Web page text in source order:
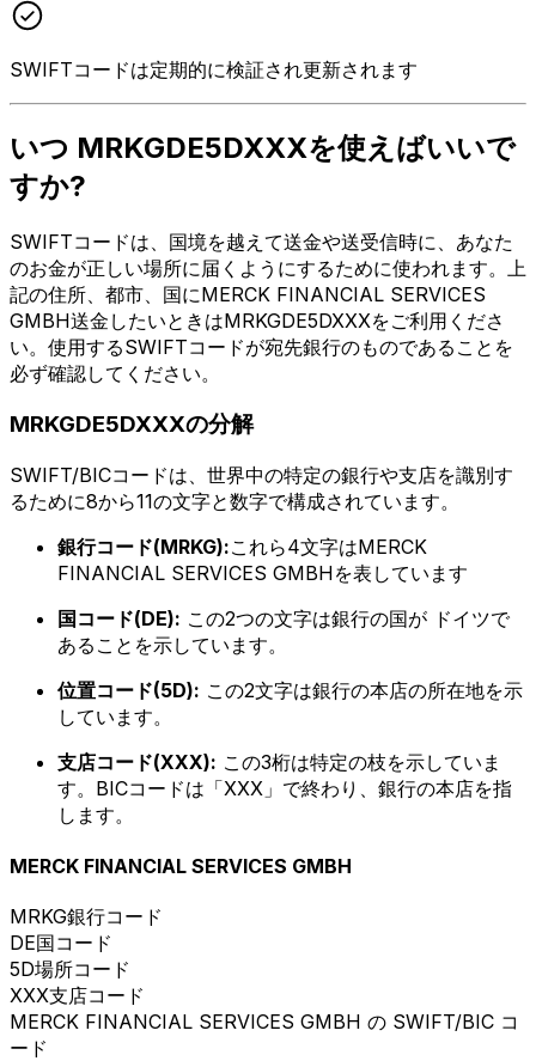
SWIFTコードは定期的に検証され更新されます
いつ MRKGDE5DXXXを使えばいいで
すか?
SWIFTコードは、国境を越えて送金や送受信時に、あなた
のお金が正しい場所に届くようにするために使われます。上
記の住所、都市、国にMERCK FINANCIAL SERVICES
GMBH送金したいときはMRKGDE5DXXXをご利用くださ
い。使用するSWIFTコードが宛先銀行のものであることを
必ず確認してください。
MRKGDE5DXXXの分解
SWIFT/BICコードは、世界中の特定の銀行や支店を識別す
るために8から11の文字と数字で構成されています。
銀行コード(MRKG):これら4文字はMERCK
FINANCIAL SERVICES GMBHを表しています
国コード(DE): この2つの文字は銀行の国が ドイツで
あることを示しています。
位置コード(5D): この2文字は銀行の本店の所在地を示
しています。
支店コード(XXX): この3桁は特定の枝を示していま
す。BICコードは「XXX」で終わり、銀行の本店を指
します。
MERCK FINANCIAL SERVICES GMBH
MRKG銀行コード
DE国コード
5D場所コード
XXX支店コード
MERCK FINANCIAL SERVICES GMBH の SWIFT/BIC コ
ード